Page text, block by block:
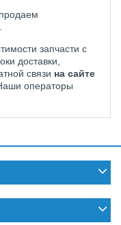
запчасти с
доставки,
связи на сайте
операторы